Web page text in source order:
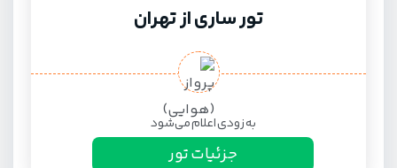
تور ساری از تهران
به زودی اعلام می‌شود
جزئیات تور